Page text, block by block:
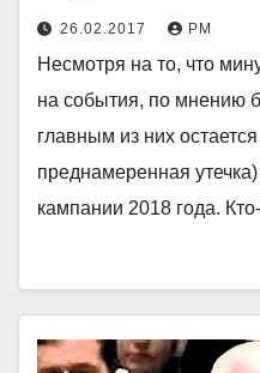
26.02.2017 РМ
Несмотря на то, что
на события, по мнению
главным из них
преднамеренная
кампании 2018 года.